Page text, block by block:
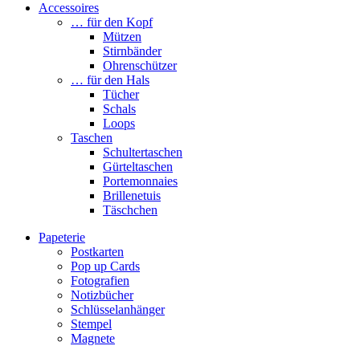
Accessoires
… für den Kopf
Mützen
Stirnbänder
Ohrenschützer
… für den Hals
Tücher
Schals
Loops
Taschen
Schultertaschen
Gürteltaschen
Portemonnaies
Brillenetuis
Täschchen
Papeterie
Postkarten
Pop up Cards
Fotografien
Notizbücher
Schlüsselanhänger
Stempel
Magnete